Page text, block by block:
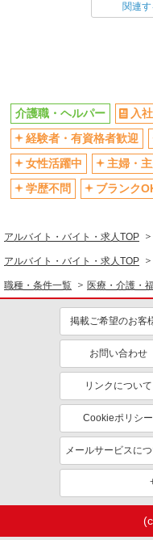
交通費支給
産休・育休取得実績あり
関連
介護職・ヘルパー 入
経験者・有資格者歓迎
女性活躍中
主婦・
学歴不問
ブランク
アルバイト・バイト・求人TOP
アルバイト・バイト・求人TOP
職種・条件一覧 医療・介護・
掲載ご希望のお客
お問い合わせ
リンクについて
Cookieポリシー
メールサービスに